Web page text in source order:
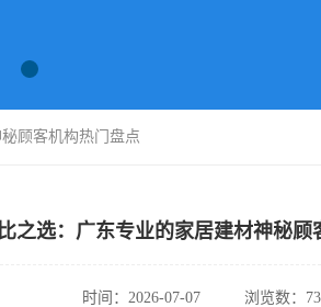
顾客机构热门盘点
之选：广东专业的家居建材神秘
时间：2026-07-07 浏览数：73